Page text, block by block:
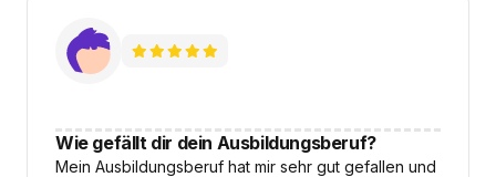
Wie gefällt dir dein Ausbildungsberuf?
Mein Ausbildungsberuf hat mir sehr gut gefallen und